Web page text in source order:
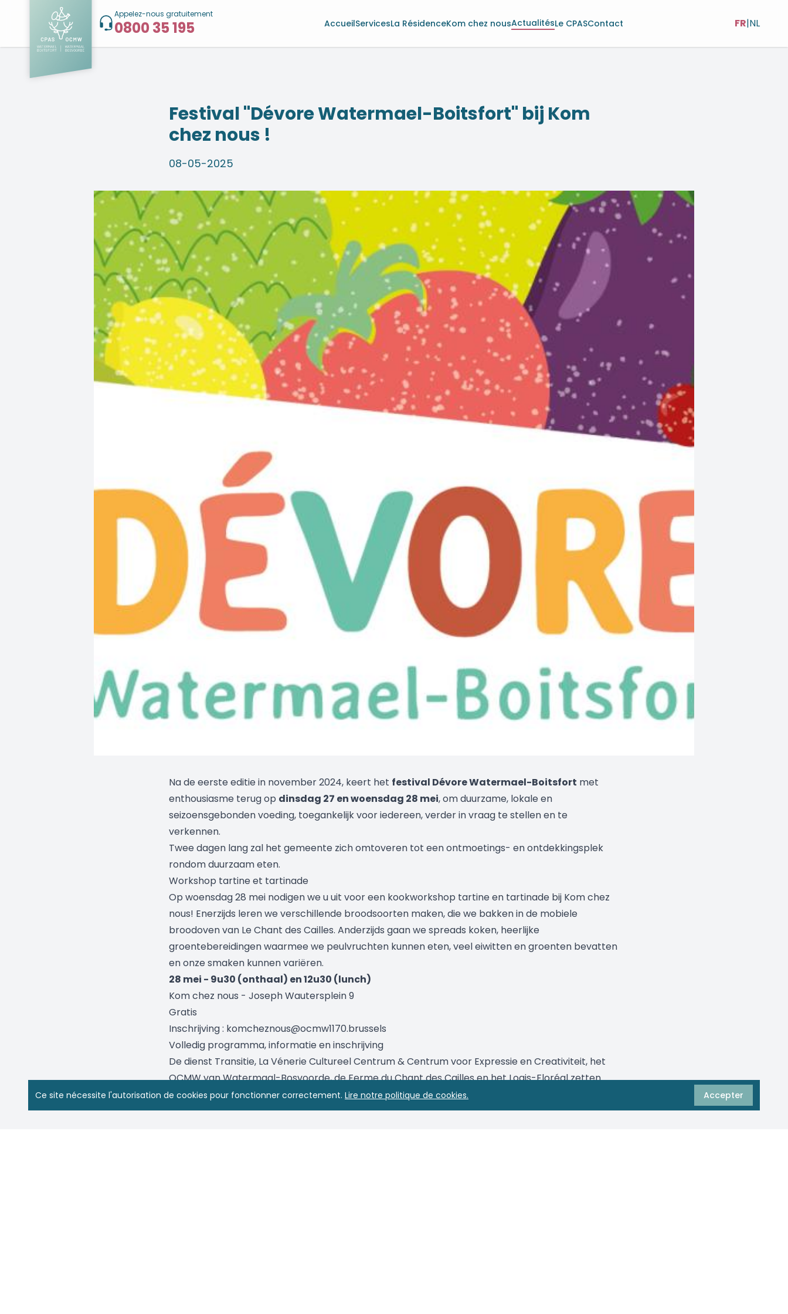
Ce site nécessite l'autorisation de cookies pour fonctionner correctement. Lire notre politique de cookies. Accepter
Appelez-nous gratuitement
0800 35 195 AccueilServicesLa RésidenceKom chez nousActualitésLe CPASContact FR|NL
Festival "Dévore Watermael-Boitsfort" bij Kom
chez nous !
08-05-2025
Na de eerste editie in november 2024, keert het festival Dévore Watermael-Boitsfort met
enthousiasme terug op dinsdag 27 en woensdag 28 mei, om duurzame, lokale en
seizoensgebonden voeding, toegankelijk voor iedereen, verder in vraag te stellen en te
verkennen.
Twee dagen lang zal het gemeente zich omtoveren tot een ontmoetings- en ontdekkingsplek
rondom duurzaam eten.
Workshop tartine et tartinade
Op woensdag 28 mei nodigen we u uit voor een kookworkshop tartine en tartinade bij Kom chez
nous! Enerzijds leren we verschillende broodsoorten maken, die we bakken in de mobiele
broodoven van Le Chant des Cailles. Anderzijds gaan we spreads koken, heerlijke
groentebereidingen waarmee we peulvruchten kunnen eten, veel eiwitten en groenten bevatten
en onze smaken kunnen variëren.
28 mei - 9u30 (onthaal) en 12u30 (lunch)
Kom chez nous - Joseph Wautersplein 9
Gratis
Inschrijving : komcheznous@ocmw1170.brussels
Volledig programma, informatie en inschrijving
De dienst Transitie, La Vénerie Cultureel Centrum & Centrum voor Expressie en Creativiteit, het
OCMW van Watermaal-Bosvoorde, de Ferme du Chant des Cailles en het Logis-Floréal zetten
zich samen in om de zaadjes van een duurzamere en solidaire toekomst te planten.